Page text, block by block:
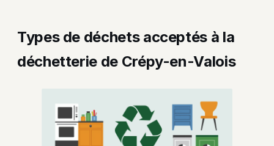
Types de déchets acceptés à la
déchetterie de Crépy-en-Valois